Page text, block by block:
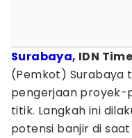
Surabaya, IDN
(Pemkot) Surabaya
pengerjaan proyek-
titik. Langkah ini
potensi banjir di